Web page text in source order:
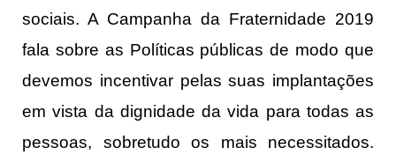
sociais. A Campanha da Fraternidade 2019
fala sobre as Políticas públicas de modo que
devemos incentivar pelas suas implantações
em vista da dignidade da vida para todas as
pessoas, sobretudo os mais necessitados.